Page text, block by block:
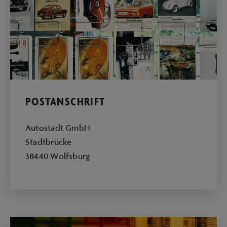
POSTANSCHRIFT
Autostadt GmbH
Stadtbrücke
38440 Wolfsburg